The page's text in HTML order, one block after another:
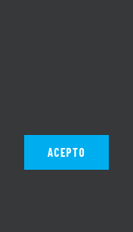
PYMES
reservados
ACEPTO